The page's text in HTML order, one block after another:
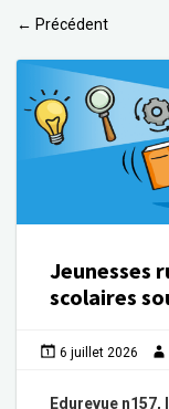
← Précédent
Jeunesses
scolaires
6 juillet 2026
Edurevue n157,